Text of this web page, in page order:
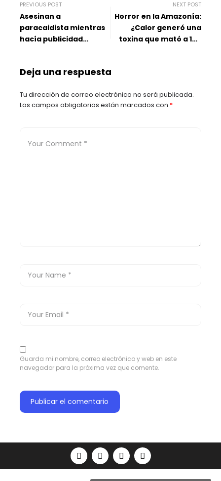
PREVIOUS POST
Asesinan a
paracaidista mientras
hacía publicidad
NEXT POST
Horror en la Amazonía:
¿Calor generó una
toxina que mató a 120
Deja una respuesta
Tu dirección de correo electrónico no será publicada.
Los campos obligatorios están marcados con *
Guarda mi nombre, correo electrónico y web en este
navegador para la próxima vez que comente.